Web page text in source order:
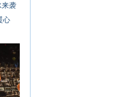
来袭
心